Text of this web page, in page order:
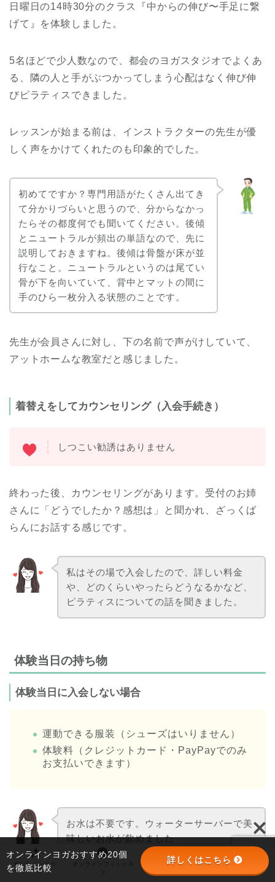
日曜日の14時30分のクラス『中からの伸び〜手足に繋
げて』を体験しました。
5名ほどで少人数なので、都会のヨガスタジオでよくあ
る、隣の人と手がぶつかってしまう心配はなく伸び伸
びピラティスできました。
レッスンが始まる前は、インストラクターの先生が優
しく声をかけてくれたのも印象的でした。
初めてですか？専門用語がたくさん出てき
て分かりづらいと思うので、分からなかっ
たらその都度何でも聞いてください。後傾
とニュートラルが頻出の単語なので、先に
説明しておきますね。後傾は骨盤が床が並
行なこと。ニュートラルというのは尾てい
骨が下を向いていて、背中とマットの間に
手のひら一枚分入る状態のことです。
先生が会員さんに対し、下の名前で声がけしていて、
アットホームな教室だと感じました。
着替えをしてカウンセリング（入会手続き）
しつこい勧誘はありません
終わった後、カウンセリングがあります。受付のお姉
さんに「どうでしたか？感想は」と聞かれ、ざっくば
らんにお話する感じです。
私はその場で入会したので、詳しい料金
や、どのくらいやったらどうなるかなど、
ピラティスについての話を聞きました。
体験当日の持ち物
体験当日に入会しない場合
運動できる服装（シューズはいりません）
体験料（クレジットカード・PayPayでのみ
お支払いできます）
お水は不要です。ウォーターサーバーで美
味しいお水が飲めました
オンラインヨガ オンラインパーソナル パーソナルジム
オンラインヨガおすすめ20個
を徹底比較
詳しくはこちら